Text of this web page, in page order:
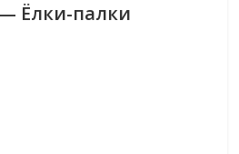
Ёлки-палки